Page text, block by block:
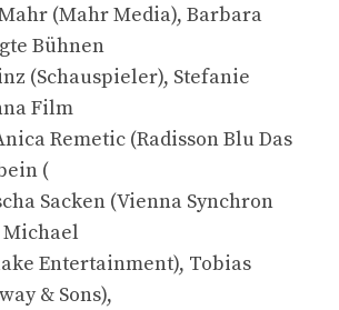
(Mahr Media), Barbara
Bühnen
(Schauspieler), Stefanie
Film
Remetic (Radisson Blu Das
(
Sacken (Vienna Synchron
Michael
Entertainment), Tobias
& Sons),